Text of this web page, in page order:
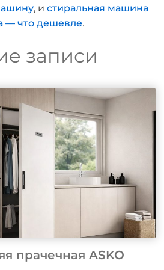
, истиральная машина
— что дешевле.
записи
прачечная ASKO